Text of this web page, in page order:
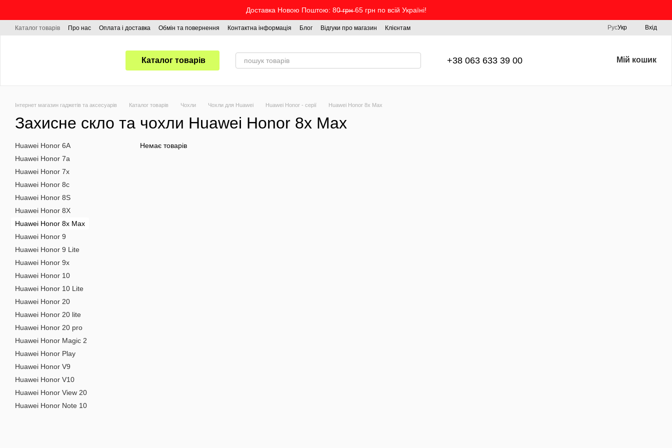
Доставка Новою Поштою: 80̶ ̶г̶р̶н̶ 65 грн по всій Україні!
Каталог товарів Про нас Оплата і доставка Обмін та повернення Контактна інформація Блог Відгуки про магазин Клієнтам РусУкр Вхід
Каталог товарів +38 063 633 39 00 Мій кошик
Інтернет магазин гаджетів та аксесуарів Каталог товарів Чохли Чохли для Huawei Huawei Honor - серії Huawei Honor 8x Max
Захисне скло та чохли Huawei Honor 8x Max
Немає товарів
Huawei Honor 6A
Huawei Honor 7a
Huawei Honor 7x
Huawei Honor 8c
Huawei Honor 8S
Huawei Honor 8X
Huawei Honor 8x Max
Huawei Honor 9
Huawei Honor 9 Lite
Huawei Honor 9x
Huawei Honor 10
Huawei Honor 10 Lite
Huawei Honor 20
Huawei Honor 20 lite
Huawei Honor 20 pro
Huawei Honor Magic 2
Huawei Honor Play
Huawei Honor V9
Huawei Honor V10
Huawei Honor View 20
Huawei Honor Note 10